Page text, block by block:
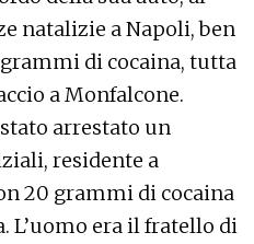
natalizie a Napoli, ben
di cocaina, tutta
a Monfalcone.
arrestato un
residente a
20 grammi di cocaina
L’uomo era il fratello di